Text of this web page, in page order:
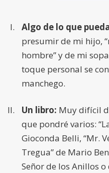
Algo de lo que
presumir de mi hijo,
hombre” y de mi
toque personal se
manchego.
Un libro: Muy difícil
que pondré varios:
Gioconda Belli, “Mr.
Tregua” de Mario
Señor de los Anillos o